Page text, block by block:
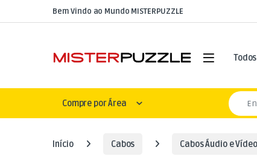
Skip to navigation
Skip to contentBem Vindo ao Mundo MISTERPUZZLE
Open
Compre por Área
Search
Início Cabos Cabos Áudio e Vídeo